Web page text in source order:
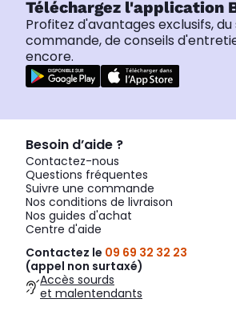
Téléchargez l'application
Profitez d'avantages exclusifs,
commande, de conseils
encore.
Besoin d’aide ?
Contactez-nous
Questions fréquentes
Suivre une commande
Nos conditions de livraison
Nos guides d'achat
Centre d'aide
Contactez le 09 69 32 32 23
(appel non surtaxé)
Accès sourds
et malentendants